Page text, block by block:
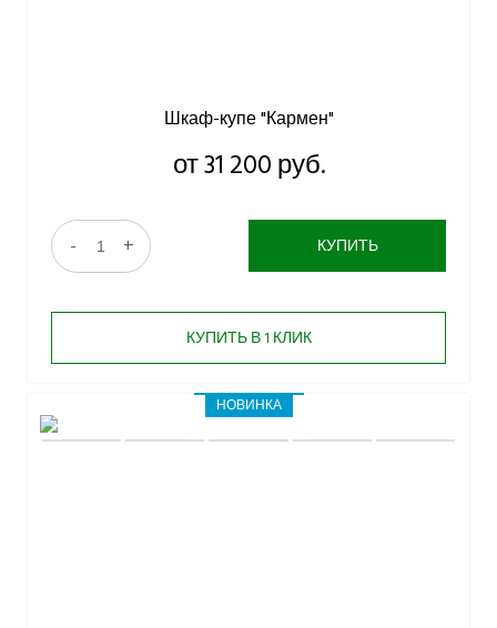
Шкаф-купе "Кармен"
от 31 200 руб.
- + КУПИТЬ
КУПИТЬ В 1 КЛИК
НОВИНКА